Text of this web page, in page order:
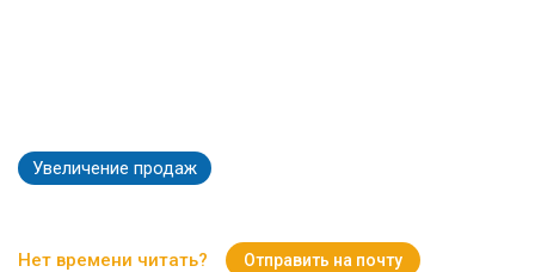
Увеличение продаж
Нет времени читать? Отправить на почту